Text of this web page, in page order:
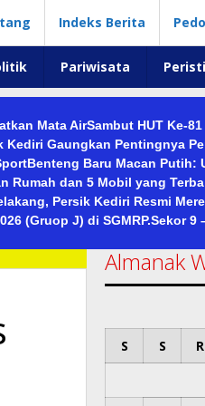
Indeks Berita
Pariwisata
Mata AirSambut HUT Ke-
Kediri Gaungkan Pentingnya
Benteng Baru Macan Putih:
Rumah dan 5 Mobil yang
Persik Kediri Resmi
(Gruop J) di SGMRP.Sekor 9
Almanak
S
S R